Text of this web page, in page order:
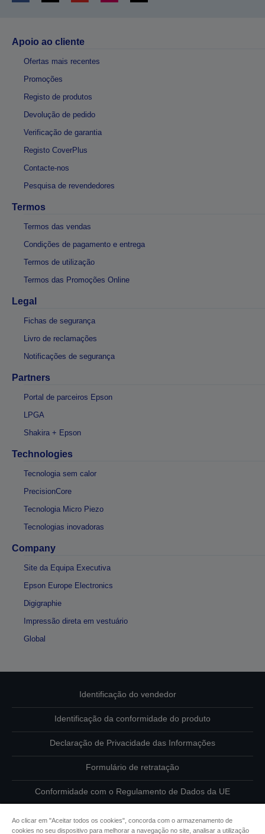
Apoio ao cliente
Ofertas mais recentes
Promoções
Registo de produtos
Devolução de pedido
Verificação de garantia
Registo CoverPlus
Contacte-nos
Pesquisa de revendedores
Termos
Termos das vendas
Condições de pagamento e entrega
Termos de utilização
Termos das Promoções Online
Legal
Fichas de segurança
Livro de reclamações
Notificações de segurança
Partners
Portal de parceiros Epson
LPGA
Shakira + Epson
Technologies
Tecnologia sem calor
PrecisionCore
Tecnologia Micro Piezo
Tecnologias inovadoras
Company
Site da Equipa Executiva
Epson Europe Electronics
Digigraphie
Impressão direta em vestuário
Global
Identificação do vendedor
Identificação da conformidade do produto
Declaração de Privacidade das Informações
Formulário de retratação
Conformidade com o Regulamento de Dados da UE
Ao clicar em "Aceitar todos os cookies", concorda com o armazenamento de
cookies no seu dispositivo para melhorar a navegação no site, analisar a utilização